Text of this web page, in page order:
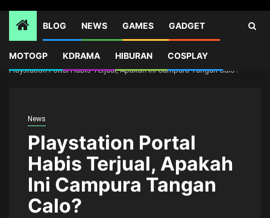
BLOG NEWS GAMES GADGET
MOTOGP KDRAMA HIBURAN COSPLAY
Home
News
Playstation Portal Habis Terjual, Apakah Ini Campura Tangan Calo?
News
Playstation Portal
Habis Terjual, Apakah
Ini Campura Tangan
Calo?